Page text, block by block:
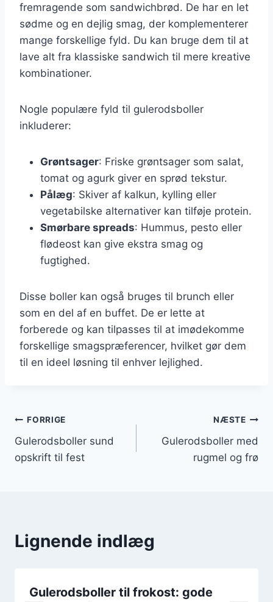
fremragende som sandwichbrød. De har en let
sødme og en dejlig smag, der komplementerer
mange forskellige fyld. Du kan bruge dem til at
lave alt fra klassiske sandwich til mere kreative
kombinationer.
Nogle populære fyld til gulerodsboller
inkluderer:
Grøntsager: Friske grøntsager som salat,
tomat og agurk giver en sprød tekstur.
Pålæg: Skiver af kalkun, kylling eller
vegetabilske alternativer kan tilføje protein.
Smørbare spreads: Hummus, pesto eller
flødeost kan give ekstra smag og
fugtighed.
Disse boller kan også bruges til brunch eller
som en del af en buffet. De er lette at
forberede og kan tilpasses til at imødekomme
forskellige smagspræferencer, hvilket gør dem
til en ideel løsning til enhver lejlighed.
Indlægsnavigation
FORRIGE
Gulerodsboller sund
opskrift til fest
NÆSTE
Gulerodsboller med
rugmel og frø
Lignende indlæg
Gulerodsboller til frokost: gode